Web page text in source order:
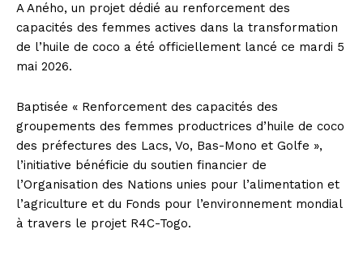
A Aného, un projet dédié au renforcement des
capacités des femmes actives dans la transformation
de l’huile de coco a été officiellement lancé ce mardi 5
mai 2026.
Baptisée « Renforcement des capacités des
groupements des femmes productrices d’huile de coco
des préfectures des Lacs, Vo, Bas-Mono et Golfe »,
l’initiative bénéficie du soutien financier de
l’Organisation des Nations unies pour l’alimentation et
l’agriculture et du Fonds pour l’environnement mondial
à travers le projet R4C-Togo.